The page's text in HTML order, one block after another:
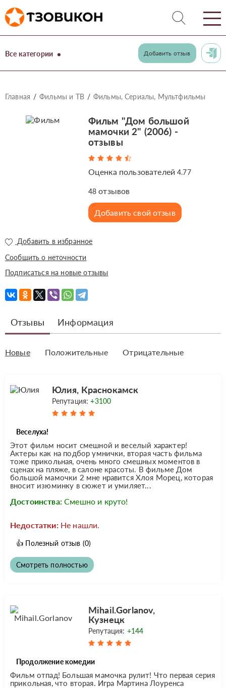
Все категории Добавить отзыв
Главная Фильмы и ТВ Фильмы, Сериалы, Мультфильмы
Фильм "Дом большой
мамочки 2" (2006) -
отзывы
Оценка пользователей4.77
48 отзывов
Добавить свой отзыв
Добавить в избранное
Сообщить о неточности
Подписаться на новые отзывы
Отзывы Информация
Новые Положительные Отрицательные
Юлия, Краснокамск
Репутация:+3100
Веселуха!
Этот фильм носит смешной и веселый характер!
Актеры как на подбор умнички, вторая часть фильма
тоже прикольная, очень много смешных моментов в
сценах на пляже, в салоне красоты. В фильме Дом
большой мамочки 2 мне нравится Хлоя Морец, которая
вносит изюминку в сюжет и умиляет...
Достоинства: Смешно и круто!
Недостатки: Не нашли.
👍 Полезный отзыв (0)
Смотреть полностью
Mihail.Gorlanov,
Кузнецк
Репутация: +144
Продолжение комедии
Фильм отпад! Большая мамочка рулит! Что первая серия
прикольная, что вторая. Игра Мартина Лоуренса